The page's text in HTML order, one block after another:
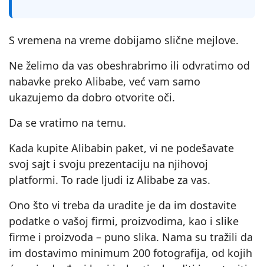
S vremena na vreme dobijamo slične mejlove.
Ne želimo da vas obeshrabrimo ili odvratimo od
nabavke preko Alibabe, već vam samo
ukazujemo da dobro otvorite oči.
Da se vratimo na temu.
Kada kupite Alibabin paket, vi ne podešavate
svoj sajt i svoju prezentaciju na njihovoj
platformi. To rade ljudi iz Alibabe za vas.
Ono što vi treba da uradite je da im dostavite
podatke o vašoj firmi, proizvodima, kao i slike
firme i proizvoda – puno slika. Nama su tražili da
im dostavimo minimum 200 fotografija, od kojih